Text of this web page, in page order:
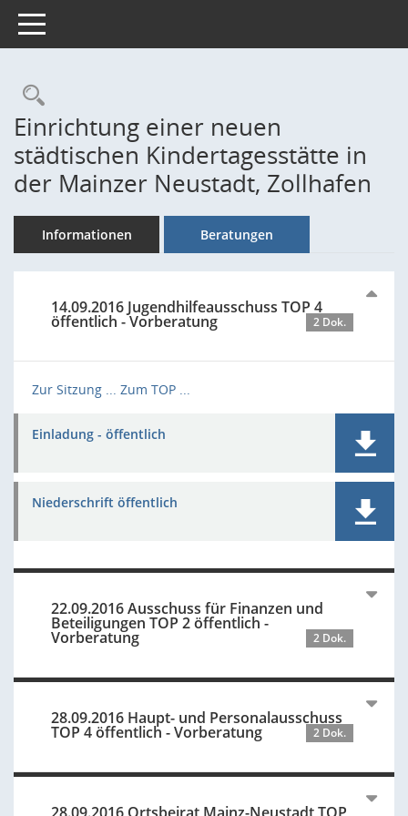
Toggle navigation
Rechercheauswahl
Einrichtung einer neuen
städtischen Kindertagesstätte in
der Mainzer Neustadt, Zollhafen
Informationen Beratungen
14.09.2016 Jugendhilfeausschuss TOP 4
öffentlich - Vorberatung 2 Dok.
Zur Sitzung ... Zum TOP ...
Einladung - öffentlich
Niederschrift öffentlich
22.09.2016 Ausschuss für Finanzen und
Beteiligungen TOP 2 öffentlich -
Vorberatung 2 Dok.
28.09.2016 Haupt- und Personalausschuss
TOP 4 öffentlich - Vorberatung 2 Dok.